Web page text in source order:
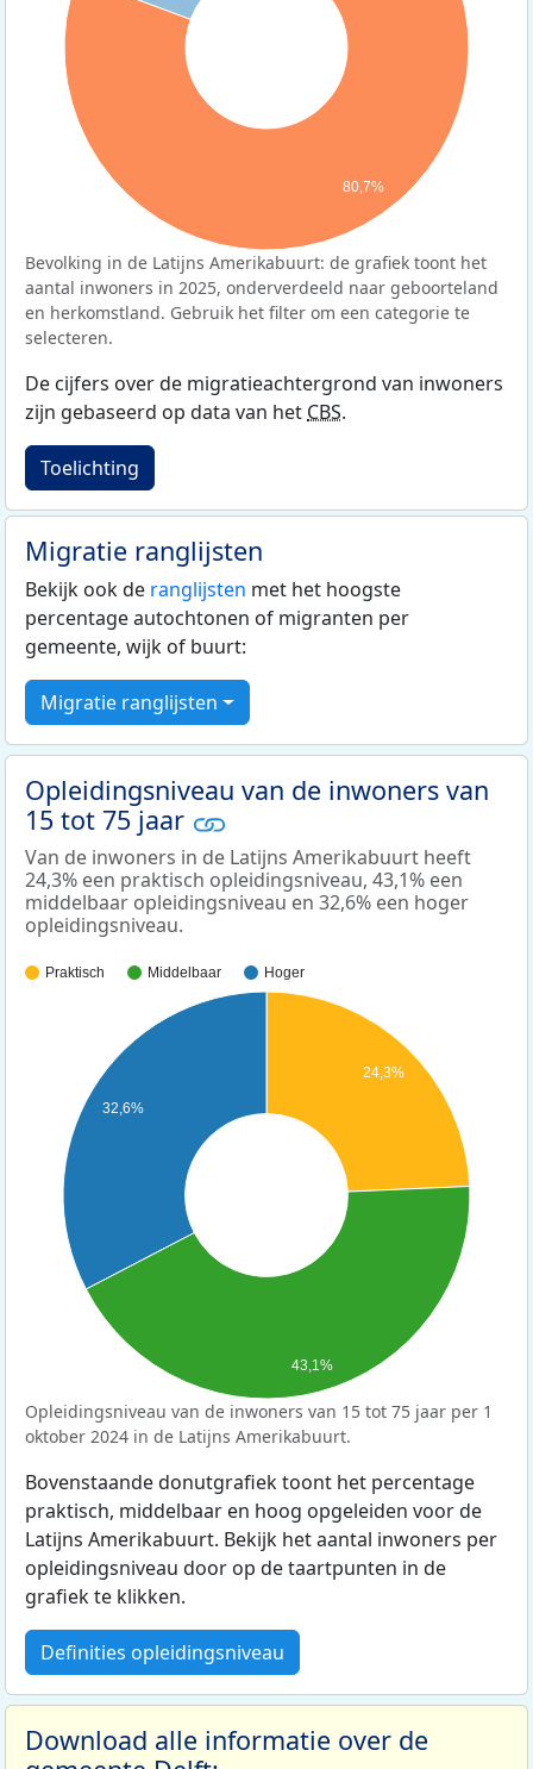
80,7%
Bevolking in de Latijns Amerikabuurt: de grafiek toont het
aantal inwoners in 2025, onderverdeeld naar geboorteland
en herkomstland. Gebruik het filter om een categorie te
selecteren.
De cijfers over de migratieachtergrond van inwoners
zijn gebaseerd op data van hetCBS.
Toelichting
Migratie ranglijsten
Bekijk ook de ranglijsten met het hoogste
percentage autochtonen of migranten per
gemeente, wijk of buurt:
Migratie ranglijsten
Opleidingsniveau van de inwoners van
15 tot 75 jaar
Van de inwoners in de Latijns Amerikabuurt heeft
24,3% een praktisch opleidingsniveau, 43,1% een
middelbaar opleidingsniveau en 32,6% een hoger
opleidingsniveau.
Praktisch Middelbaar Hoger
24,3%
32,6%
43,1%
Opleidingsniveau van de inwoners van 15 tot 75 jaar per 1
oktober 2024 in de Latijns Amerikabuurt.
Bovenstaande donutgrafiek toont het percentage
praktisch, middelbaar en hoog opgeleiden voor de
Latijns Amerikabuurt. Bekijk het aantal inwoners per
opleidingsniveau door op de taartpunten in de
grafiek te klikken.
Definities opleidingsniveau
Download alle informatie over de